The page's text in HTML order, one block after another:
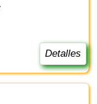
Detalles